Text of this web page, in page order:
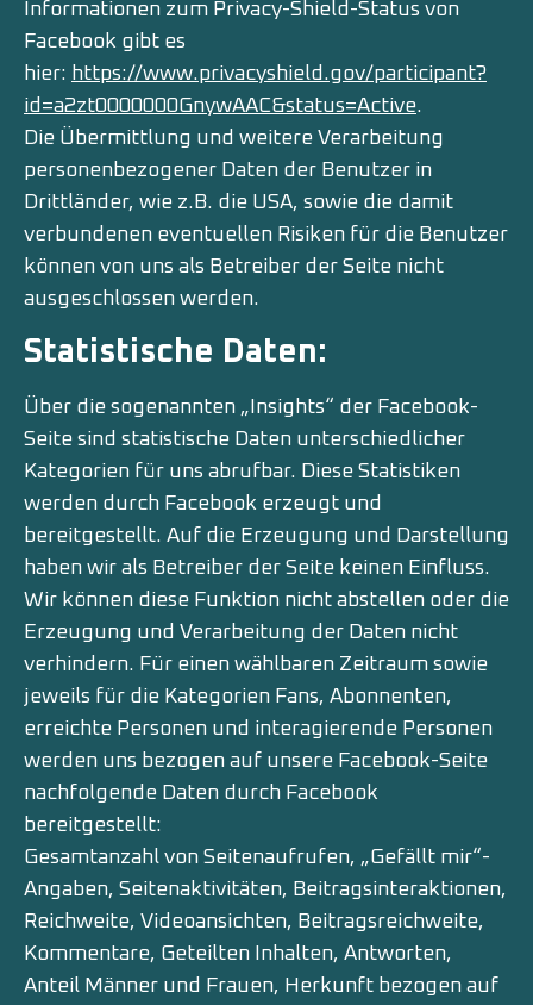
Informationen zum Privacy-Shield-Status von
Facebook gibt es
hier: https://www.privacyshield.gov/participant?
id=a2zt0000000GnywAAC&status=Active.
Die Übermittlung und weitere Verarbeitung
personenbezogener Daten der Benutzer in
Drittländer, wie z.B. die USA, sowie die damit
verbundenen eventuellen Risiken für die Benutzer
können von uns als Betreiber der Seite nicht
ausgeschlossen werden.
Statistische Daten:
Über die sogenannten „Insights“ der Facebook-
Seite sind statistische Daten unterschiedlicher
Kategorien für uns abrufbar. Diese Statistiken
werden durch Facebook erzeugt und
bereitgestellt. Auf die Erzeugung und Darstellung
haben wir als Betreiber der Seite keinen Einfluss.
Wir können diese Funktion nicht abstellen oder die
Erzeugung und Verarbeitung der Daten nicht
verhindern. Für einen wählbaren Zeitraum sowie
jeweils für die Kategorien Fans, Abonnenten,
erreichte Personen und interagierende Personen
werden uns bezogen auf unsere Facebook-Seite
nachfolgende Daten durch Facebook
bereitgestellt:
Gesamtanzahl von Seitenaufrufen, „Gefällt mir“-
Angaben, Seitenaktivitäten, Beitragsinteraktionen,
Reichweite, Videoansichten, Beitragsreichweite,
Kommentare, Geteilten Inhalten, Antworten,
Anteil Männer und Frauen, Herkunft bezogen auf